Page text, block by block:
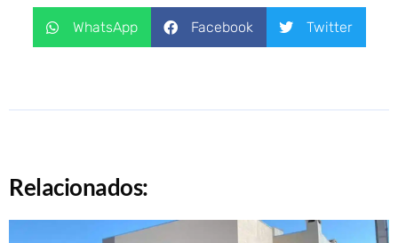
WhatsApp Facebook Twitter
Relacionados: